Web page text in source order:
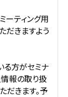
ーティング用
だきますよう
方がセミナ
報の取り扱
だきます。予